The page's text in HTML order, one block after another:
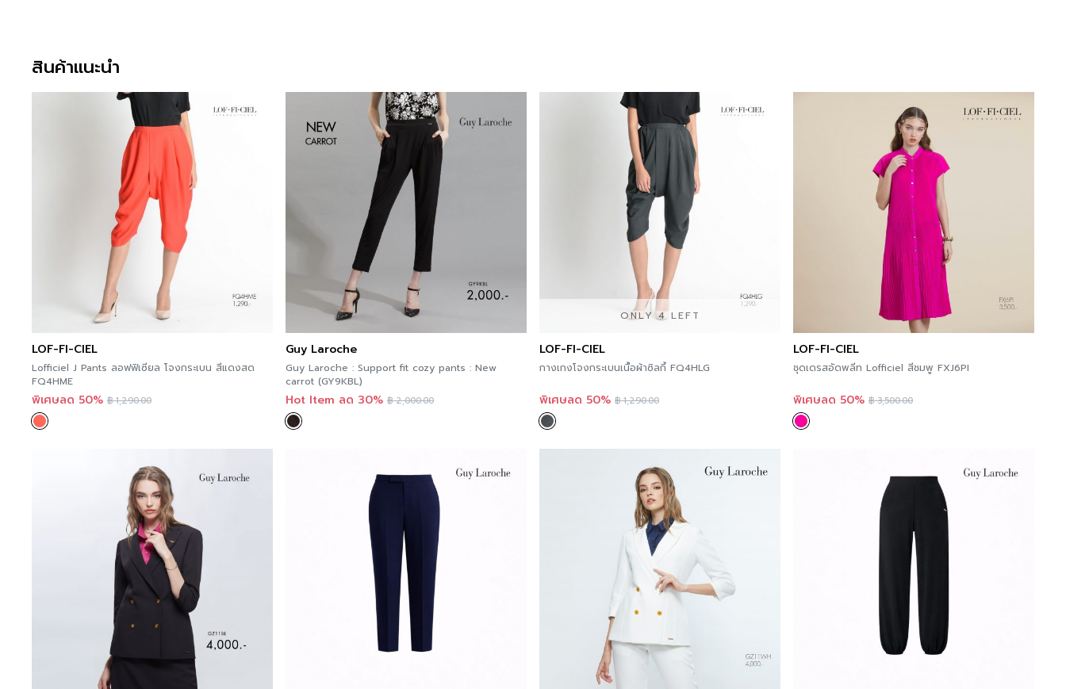
สินค้าแนะนำ
LOF-FI-CIEL
Lofficiel J Pants ลอฟฟิเซียล โจงกระเบน สีแดงสด
FQ4HME
พิเศษลด 50% ฿1,290.00
Guy Laroche
Guy Laroche : Support fit cozy pants : New
carrot (GY9KBL)
Hot Item ลด 30% ฿2,000.00
ONLY 4 LEFT
LOF-FI-CIEL
กางเกงโจงกระเบนเนื้อผ้าซิลกี้ FQ4HLG
พิเศษลด 50% ฿1,290.00
LOF-FI-CIEL
ชุดเดรสอัดพลีท Lofficiel สีชมพู FXJ6PI
พิเศษลด 50% ฿3,500.00